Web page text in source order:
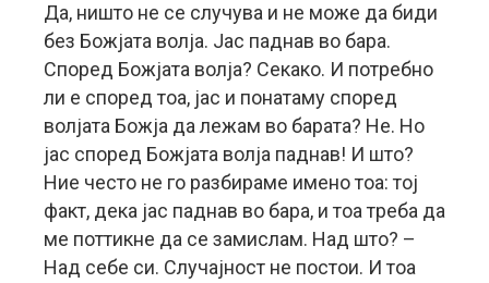
Да, ништо не се случува и не може да биди
без Божјата волја. Јас паднав во бара.
Според Божјата волја? Секако. И потребно
ли е според тоа, јас и понатаму според
волјата Божја да лежам во барата? Не. Но
јас според Божјата волја паднав! И што?
Ние често не го разбираме имено тоа: тој
факт, дека јас паднав во бара, и тоа треба да
ме поттикне да се замислам. Над што? –
Над себе си. Случајност не постои. И тоа